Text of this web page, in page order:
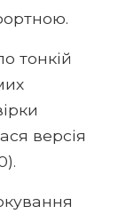
тонкій
версія